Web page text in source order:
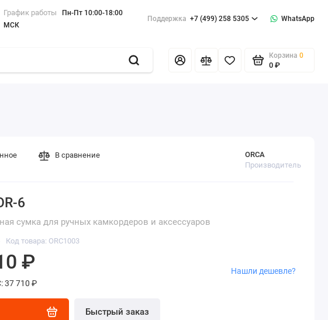
График работы
Пн-Пт 10:00-18:00
МСК
Поддержка +7 (499) 258 5305 WhatsApp
Корзина 0
0 ₽
6
сумка для ручных камкордеров и аксессуаров
Код товара: ORC1003
ORCA
Производитель
₽
37 710 ₽
Быстрый заказ
Нашли дешевле?
В сравнение